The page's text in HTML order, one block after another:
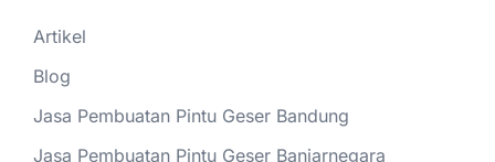
Artikel
Blog
Jasa Pembuatan Pintu Geser Bandung
Jasa Pembuatan Pintu Geser Banjarnegara